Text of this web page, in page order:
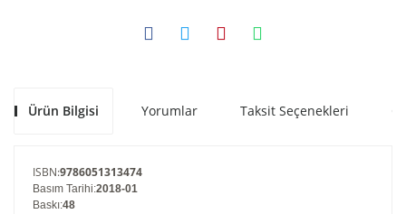
Ürün Bilgisi Yorumlar Taksit Seçenekleri
ISBN:9786051313474
Basım Tarihi:2018-01
Baskı:48